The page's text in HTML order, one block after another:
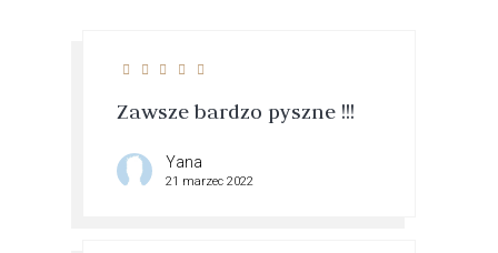
Zawsze bardzo pyszne !!!
Yana
21 marzec 2022